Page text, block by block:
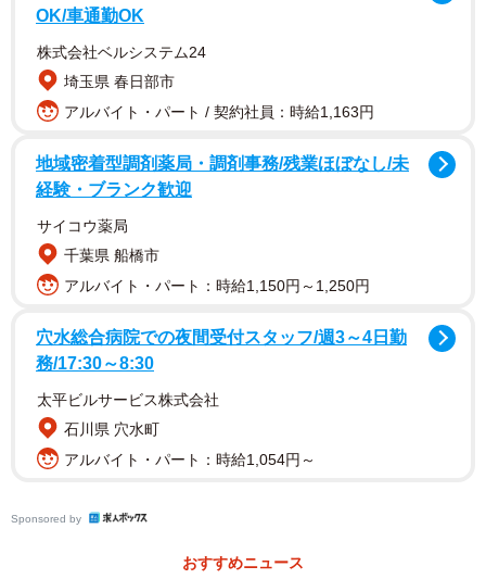
「旅行の話が進むうちに『Tくん行けないの？』っていう空
気になってきたんです。さらにある女子が『えっ！？ 旅行
代も払えないの？かわいそーっ！』って笑ってきて…あれ
いと思う自分もいたんです」
Tさんは更に振り返り…
ゼミ旅行中に起きた『まさかの出来事』
いで皆の帰りを待っていたところ、旅行組が帰ってくるや
「僕のことを『旅行代も払えないの？』と笑った例の女子
が、旅行中にバッグを丸ごと盗まれたそうなんです。パス
や警察に駆け込み、ぐったりして帰ってきたと聞きまし
OK/車通勤OK
株式会社ベルシステム24
埼玉県 春日部市
アルバイト・パート / 契約社員：時給1,163円
地域密着型調剤薬局・調剤事務/残業ほぼなし/未
経験・ブランク歓迎
サイコウ薬局
千葉県 船橋市
アルバイト・パート：時給1,150円～1,250円
穴水総合病院での夜間受付スタッフ/週3～4日勤
務/17:30～8:30
太平ビルサービス株式会社
石川県 穴水町
アルバイト・パート：時給1,054円～
Sponsored by
おすすめニュース